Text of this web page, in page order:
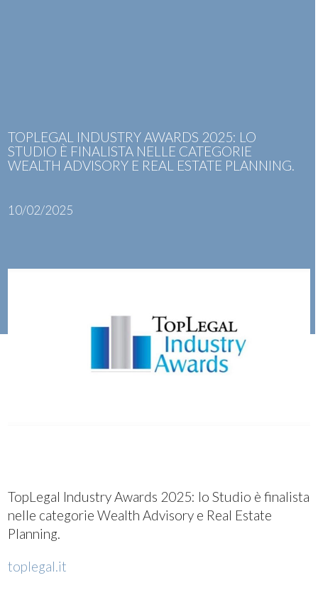
TOPLEGAL INDUSTRY AWARDS 2025: LO
STUDIO È FINALISTA NELLE CATEGORIE
WEALTH ADVISORY E REAL ESTATE PLANNING.
10/02/2025
TopLegal Industry Awards 2025: lo Studio è finalista
nelle categorie Wealth Advisory e Real Estate
Planning.
toplegal.it